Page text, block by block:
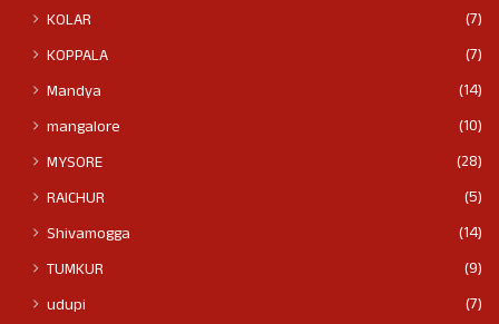
KOLAR
(7)
KOPPALA
(7)
Mandya
(14)
mangalore
(10)
MYSORE
(28)
RAICHUR
(5)
Shivamogga
(14)
TUMKUR
(9)
udupi
(7)